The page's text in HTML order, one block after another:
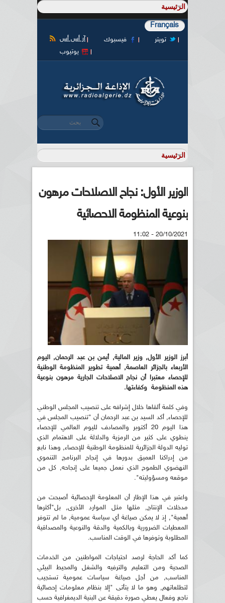
Français
آر أس أس فيسبوك
تويتر
يوتيوب
استمارة البحث
‏بحث ‏
الوزير الأول: نجاح الاصلاحات مرهون
بنوعية المنظومة الاحصائية
20/10/2021 - 11:02
أبرز الوزير الأول, وزير المالية, أيمن بن عبد الرحمان, اليوم
الأربعاء بالجزائر العاصمة, أهمية تطوير المنظومة الوطنية
للإحصاء معتبرا أن نجاح الاصلاحات الجارية مرهون بنوعية
هذه المنظومة وكفاءتها.
وفي كلمة ألقاها خلال إشرافه على تنصيب المجلس الوطني
للإحصاء, أكد السيد بن عبد الرحمان أن "تنصيب المجلس في
هذا اليوم 20 أكتوبر والمصادف لليوم العالمي للإحصاء
ينطوي على كثير من الرمزية والدلالة على الاهتمام الذي
توليه الدولة الجزائرية للمنظومة الوطنية للإحصاء, وهذا نابع
من إدراكنا العميق بدورها في إنجاح البرنامج التنموي
النهضوي الطموح الذي نعمل جميعا على إنجاحه, كل من
موقعه ومسؤوليته".
واعتبر في هذا الإطار أن المعلومة الإحصائية أصبحت من
مدخلات الإنتاج, مثلها مثل الموارد الأخرى, بل"أكثرها
أهمية", إذ لا يمكن صياغة أي سياسة عمومية, ما لم تتوفر
المعطيات الضرورية وبالكمية والدقة والنوعية والمصداقية
المطلوبة وتوفرها في الوقت المناسب.
كما أكد الحاجة لرصد احتياجات المواطنين من الخدمات
الصحية ومن التعليم والترفيه والشغل والمحيط البيئي
المناسب, من أجل صياغة سياسات عمومية تستجيب
لتطلعاتهم, وهو ما لا يتأتى "إلا بنظام معلومات إحصائية
ناجع وفعال يعطي صورة دقيقة عن البنية الديمغرافية حسب